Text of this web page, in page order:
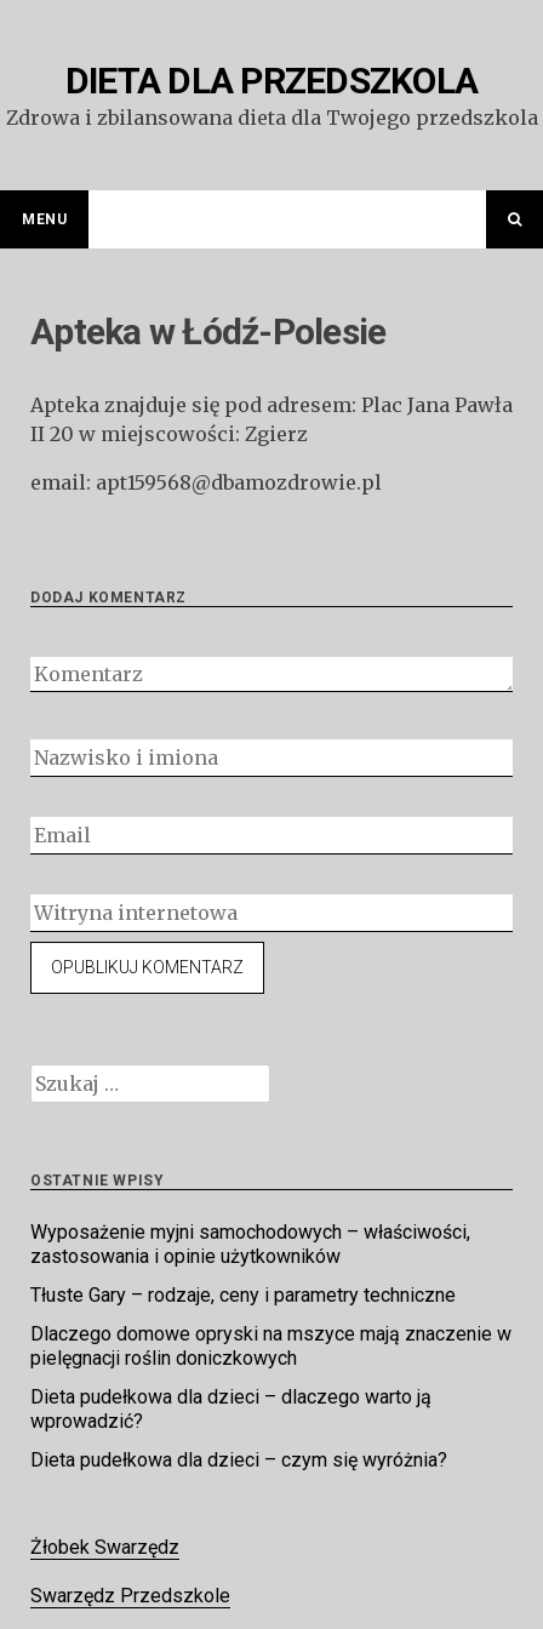
DIETA DLA PRZEDSZKOLA
Zdrowa i zbilansowana dieta dla Twojego przedszkola
MENU
Apteka w Łódź-Polesie
Apteka znajduje się pod adresem: Plac Jana Pawła
II 20 w miejscowości: Zgierz
email: apt159568@dbamozdrowie.pl
DODAJ KOMENTARZ
Szukaj:
OSTATNIE WPISY
Wyposażenie myjni samochodowych – właściwości,
zastosowania i opinie użytkowników
Tłuste Gary – rodzaje, ceny i parametry techniczne
Dlaczego domowe opryski na mszyce mają znaczenie w
pielęgnacji roślin doniczkowych
Dieta pudełkowa dla dzieci – dlaczego warto ją
wprowadzić?
Dieta pudełkowa dla dzieci – czym się wyróżnia?
Żłobek Swarzędz
Swarzędz Przedszkole